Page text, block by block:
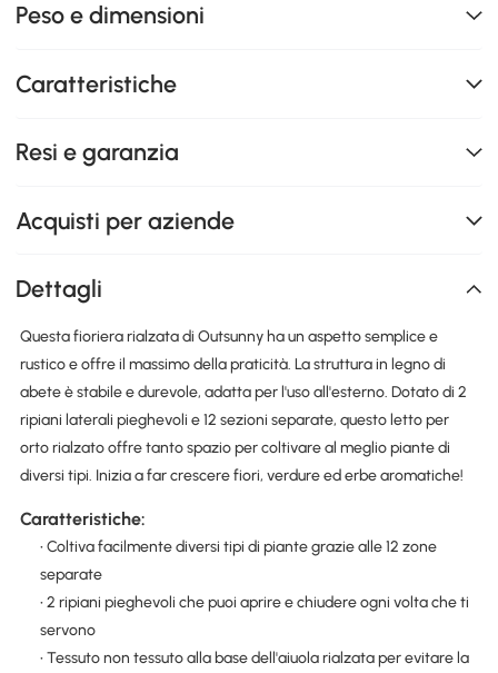
Peso e dimensioni
Caratteristiche
Resi e garanzia
Acquisti per aziende
Dettagli
Questa fioriera rialzata di Outsunny ha un aspetto semplice e
rustico e offre il massimo della praticità. La struttura in legno di
abete è stabile e durevole, adatta per l'uso all'esterno. Dotato di 2
ripiani laterali pieghevoli e 12 sezioni separate, questo letto per
orto rialzato offre tanto spazio per coltivare al meglio piante di
diversi tipi. Inizia a far crescere fiori, verdure ed erbe aromatiche!
Caratteristiche:
• Coltiva facilmente diversi tipi di piante grazie alle 12 zone
separate
• 2 ripiani pieghevoli che puoi aprire e chiudere ogni volta che ti
servono
• Tessuto non tessuto alla base dell'aiuola rialzata per evitare la